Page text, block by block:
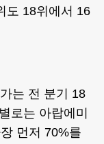
도 18위에서 16
는 전 분기 18
로는 아랍에미
먼저 70%를